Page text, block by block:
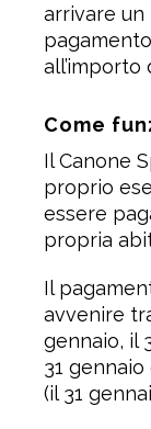
arrivare
all’importo
Come
Il Canone
proprio
essere
propria
Il
avvenire
gennaio, il
31
(il 31